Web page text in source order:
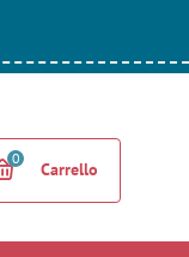
0
Carrello